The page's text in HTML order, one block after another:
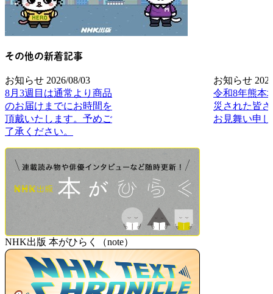
その他の新着記事
お知らせ 2026/08/03
8月3週目は通常より商品
のお届けまでにお時間を
頂戴いたします。予めご
了承ください。
お知らせ
令和8年熊本
災された皆
お見舞い申
NHK出版 本がひらく（note）